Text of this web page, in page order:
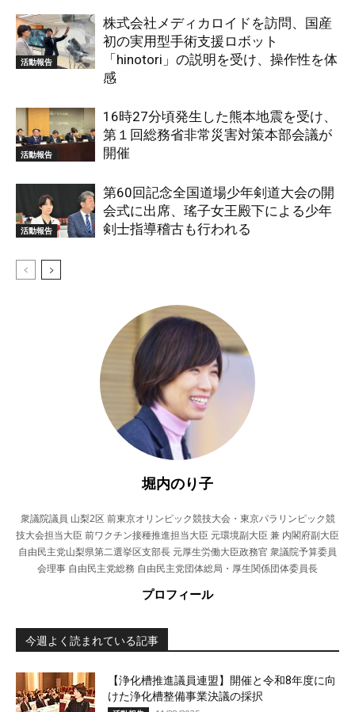
活動報告
株式会社メディカロイドを訪問、国産
初の実用型手術支援ロボット
「hinotori」の説明を受け、操作性を体
感
活動報告
16時27分頃発生した熊本地震を受け、
第１回総務省非常災害対策本部会議が
開催
活動報告
第60回記念全国道場少年剣道大会の開
会式に出席、瑤子女王殿下による少年
剣士指導稽古も行われる
堀内のり子
衆議院議員 山梨2区 前東京オリンピック競技大会・東京パラリンピック競
技大会担当大臣 前ワクチン接種推進担当大臣 元環境副大臣 兼 内閣府副大臣
自由民主党山梨県第二選挙区支部長 元厚生労働大臣政務官 衆議院予算委員
会理事 自由民主党総務 自由民主党団体総局・厚生関係団体委員長
プロフィール
今週よく読まれている記事
【浄化槽推進議員連盟】開催と令和8年度に向
けた浄化槽整備事業決議の採択